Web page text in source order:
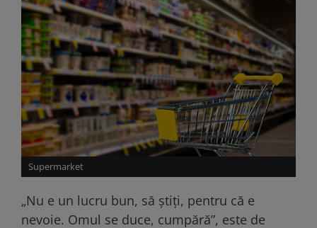
Supermarket
„Nu e un lucru bun, să ştiţi, pentru că e
nevoie. Omul se duce, cumpără”, este de